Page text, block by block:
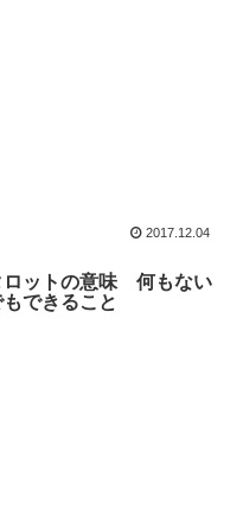
2017.12.04
ットの意味 何もない
できること